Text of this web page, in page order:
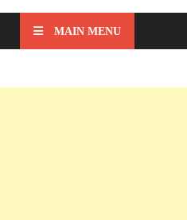
MAIN MENU